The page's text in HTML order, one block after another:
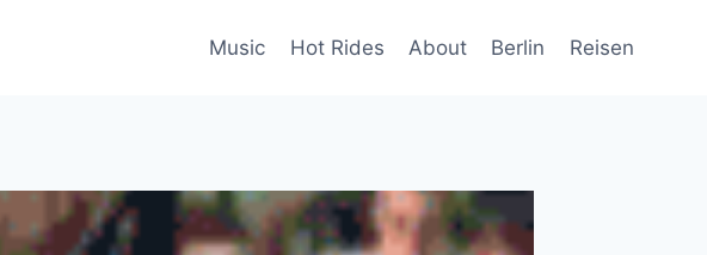
Music Hot Rides About Berlin Reisen